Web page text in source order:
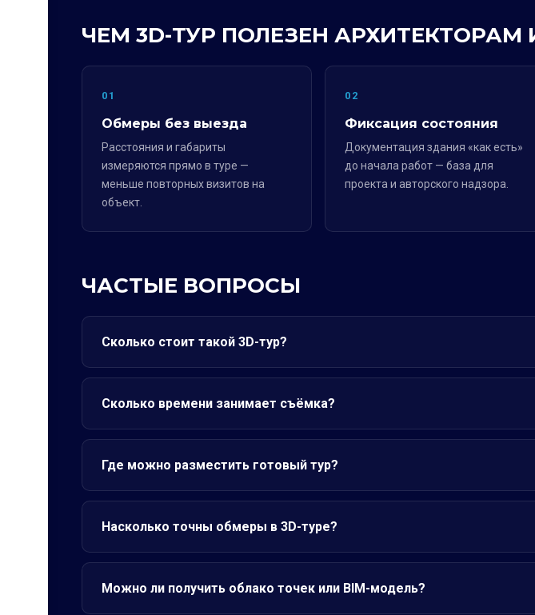
ЧЕМ 3D-ТУР ПОЛЕЗЕН
01
Обмеры без выезда
Расстояния и габариты
измеряются прямо в туре —
меньше повторных визитов на
объект.
02
Фиксация состояния
Документация здания «как есть»
до начала работ — база для
проекта и авторского надзора.
ЧАСТЫЕ ВОПРОСЫ
Сколько стоит такой 3D-тур?
Сколько времени занимает съёмка?
Где можно разместить готовый тур?
Насколько точны обмеры в 3D-туре?
Можно ли получить облако точек или BIM-модель?